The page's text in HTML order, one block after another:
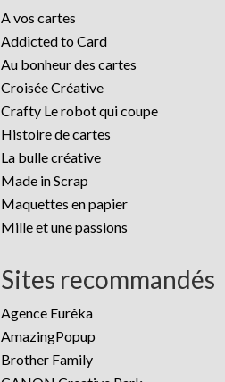
A vos cartes
Addicted to Card
Au bonheur des cartes
Croisée Créative
Crafty Le robot qui coupe
Histoire de cartes
La bulle créative
Made in Scrap
Maquettes en papier
Mille et une passions
Sites recommandés
Agence Eurêka
AmazingPopup
Brother Family